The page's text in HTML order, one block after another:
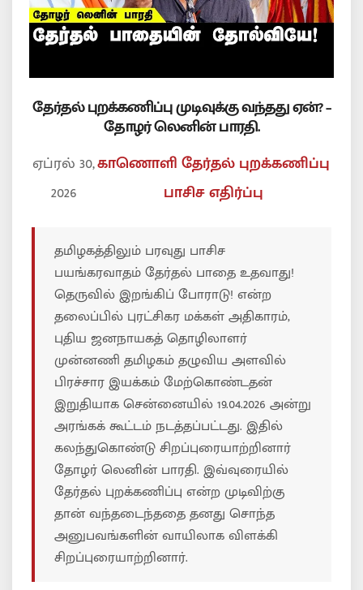
தேர்தல் புறக்கணிப்பு முடிவுக்கு வந்தது ஏன்? –
தோழர் லெனின் பாரதி.
ஏப்ரல் 30,
2026
காணொளிதேர்தல் புறக்கணிப்பு
பாசிச எதிர்ப்பு
தமிழகத்திலும் பரவுது பாசிச
பயங்கரவாதம் தேர்தல் பாதை உதவாது!
தெருவில் இறங்கிப் போராடு! என்ற
தலைப்பில் புரட்சிகர மக்கள் அதிகாரம்,
புதிய ஜனநாயகத் தொழிலாளர்
முன்னணி தமிழகம் தழுவிய அளவில்
பிரச்சார இயக்கம் மேற்கொண்டதன்
இறுதியாக சென்னையில் 19.04.2026 அன்று
அரங்கக் கூட்டம் நடத்தப்பட்டது. இதில்
கலந்துகொண்டு சிறப்புரையாற்றினார்
தோழர் லெனின் பாரதி. இவ்வுரையில்
தேர்தல் புறக்கணிப்பு என்ற முடிவிற்கு
தான் வந்தடைந்ததை தனது சொந்த
அனுபவங்களின் வாயிலாக விளக்கி
சிறப்புரையாற்றினார்.